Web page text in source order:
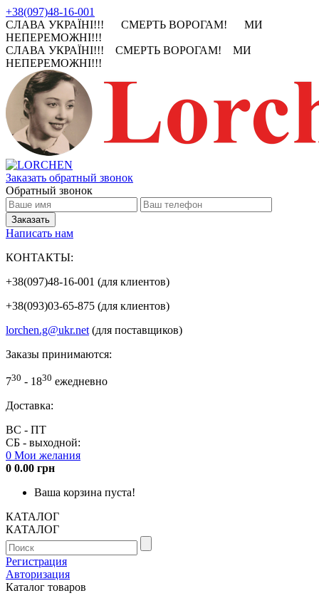
+38(097)48-16-001
СЛАВА УКРАЇНІ!!! СМЕРТЬ ВОРОГАМ! МИ
НЕПЕРЕМОЖНІ!!!
СЛАВА УКРАЇНІ!!! СМЕРТЬ ВОРОГАМ! МИ
НЕПЕРЕМОЖНІ!!!
Заказать обратный звонок
Обратный звонок
Написать нам
КОНТАКТЫ:
+38(097)48-16-001 (для клиентов)
+38(093)03-65-875 (для клиентов)
lorchen.g@ukr.net (для поставщиков)
Заказы принимаются:
730 - 1830 ежедневно
Доставка:
ВС - ПТ
СБ - выходной:
0 Мои желания
0 0.00 грн
Ваша корзина пуста!
КАТАЛОГ
КАТАЛОГ
Регистрация
Авторизация
Каталог товаров